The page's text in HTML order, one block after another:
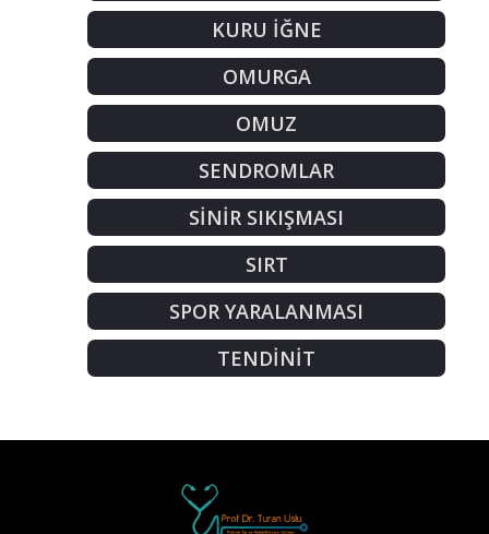
KURU İĞNE
OMURGA
OMUZ
SENDROMLAR
SİNİR SIKIŞMASI
SIRT
SPOR YARALANMASI
TENDİNİT